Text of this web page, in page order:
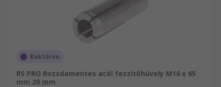
Raktáron
RS PRO Rozsdamentes acél feszítőhüvely M16 x 65
mm 20 mm